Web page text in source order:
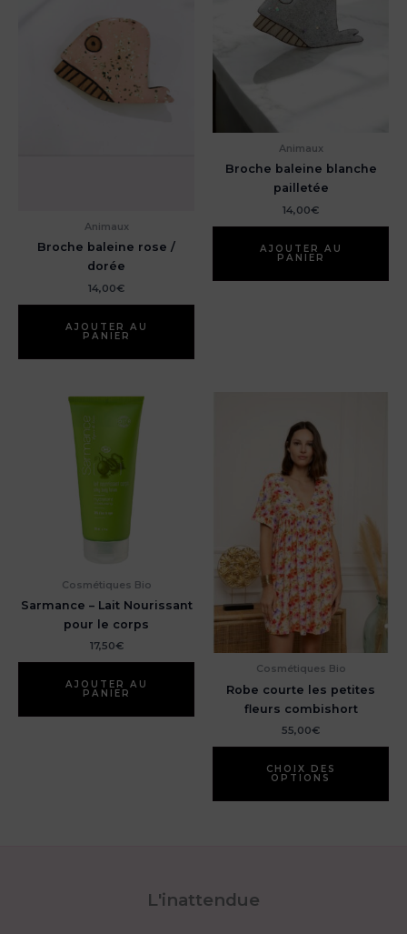
Animaux
Broche baleine rose /
dorée
14,00€
AJOUTER AU
PANIER
Animaux
Broche baleine blanche
pailletée
14,00€
AJOUTER AU
PANIER
Cosmétiques Bio
Sarmance – Lait Nourissant
pour le corps
17,50€
AJOUTER AU
PANIER
Cosmétiques Bio
Robe courte les petites
fleurs combishort
55,00€
CHOIX DES
OPTIONS
Ce
L'inattendue